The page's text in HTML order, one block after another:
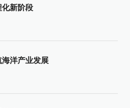
化新阶段
海洋产业发展